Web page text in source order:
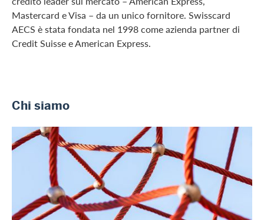
Mastercard e Visa – da un unico fornitore. Swisscard
AECS è stata fondata nel 1998 come azienda partner di
Credit Suisse e American Express.
Chi siamo